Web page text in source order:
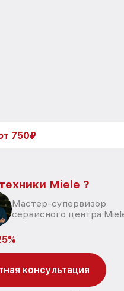
750₽
Miele ?
Мастер-супервизор
сервисного центра
консультация